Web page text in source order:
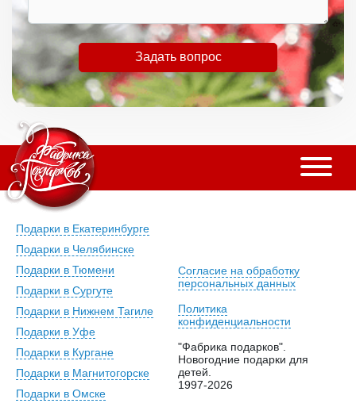
Задать вопрос
Подарки в Екатеринбурге
Подарки в Челябинске
Подарки в Тюмени
Подарки в Сургуте
Подарки в Нижнем Тагиле
Подарки в Уфе
Подарки в Кургане
Подарки в Магнитогорске
Подарки в Омске
Согласие на обработку
персональных данных
Политика
конфиденциальности
"Фабрика подарков".
Новогодние подарки для
детей.
1997-2026